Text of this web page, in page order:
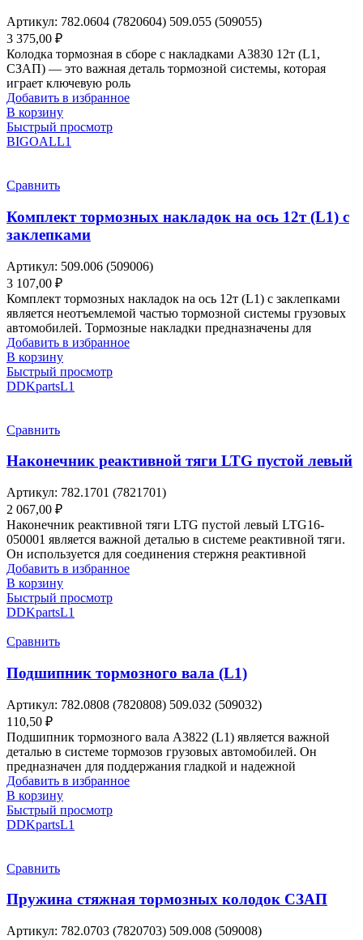
Артикул: 782.0604 (7820604) 509.055 (509055)
3 375,00 ₽
Колодка тормозная в сборе с накладками A3830 12т (L1,
СЗАП) — это важная деталь тормозной системы, которая
играет ключевую роль
Добавить в избранное
В корзину
Быстрый просмотр
BIGOALL1
Сравнить
Комплект тормозных накладок на ось 12т (L1) с
заклепками
Артикул: 509.006 (509006)
3 107,00 ₽
Комплект тормозных накладок на ось 12т (L1) с заклепками
является неотъемлемой частью тормозной системы грузовых
автомобилей. Тормозные накладки предназначены для
Добавить в избранное
В корзину
Быстрый просмотр
DDKpartsL1
Сравнить
Наконечник реактивной тяги LTG пустой левый
Артикул: 782.1701 (7821701)
2 067,00 ₽
Наконечник реактивной тяги LTG пустой левый LTG16-
050001 является важной деталью в системе реактивной тяги.
Он используется для соединения стержня реактивной
Добавить в избранное
В корзину
Быстрый просмотр
DDKpartsL1
Сравнить
Подшипник тормозного вала (L1)
Артикул: 782.0808 (7820808) 509.032 (509032)
110,50 ₽
Подшипник тормозного вала A3822 (L1) является важной
деталью в системе тормозов грузовых автомобилей. Он
предназначен для поддержания гладкой и надежной
Добавить в избранное
В корзину
Быстрый просмотр
DDKpartsL1
Сравнить
Пружина стяжная тормозных колодок СЗАП
Артикул: 782.0703 (7820703) 509.008 (509008)